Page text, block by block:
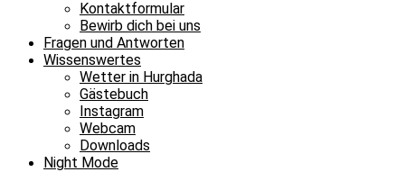
Kontaktformular
Bewirb dich bei uns
Fragen und Antworten
Wissenswertes
Wetter in Hurghada
Gästebuch
Instagram
Webcam
Downloads
Night Mode